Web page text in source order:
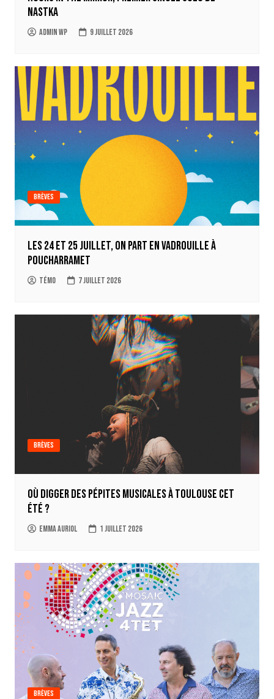
Nastka
Admin WP 9 juillet 2026
Brèves
Les 24 et 25 juillet, on part en Vadrouille à
Poucharramet
Témo 7 juillet 2026
Brèves
Où digger des pépites musicales à Toulouse cet
été ?
Emma Auriol 1 juillet 2026
Brèves